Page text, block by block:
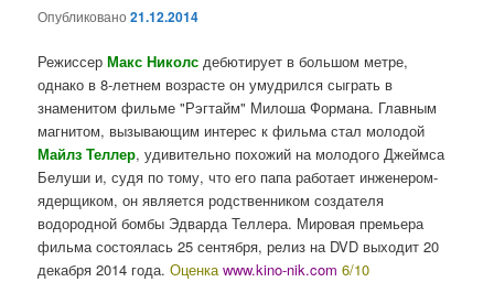
Опубликовано21.12.2014
РежиссерМакс Николсдебютирует в большом метре,
однако в 8-летнем возрасте он умудрился сыграть в
знаменитом фильме "Рэгтайм" Милоша Формана. Главным
магнитом, вызывающим интерес к фильма стал молодой
Майлз Теллер, удивительно похожий на молодого Джеймса
Белуши и, судя по тому, что его папа работает инженером-
ядерщиком, он является родственником создателя
водородной бомбы Эдварда Теллера. Мировая премьера
фильма состоялась 25 сентября, релиз на DVD выходит 20
декабря 2014 года.Оценкаwww.kino-nik.com 6/10